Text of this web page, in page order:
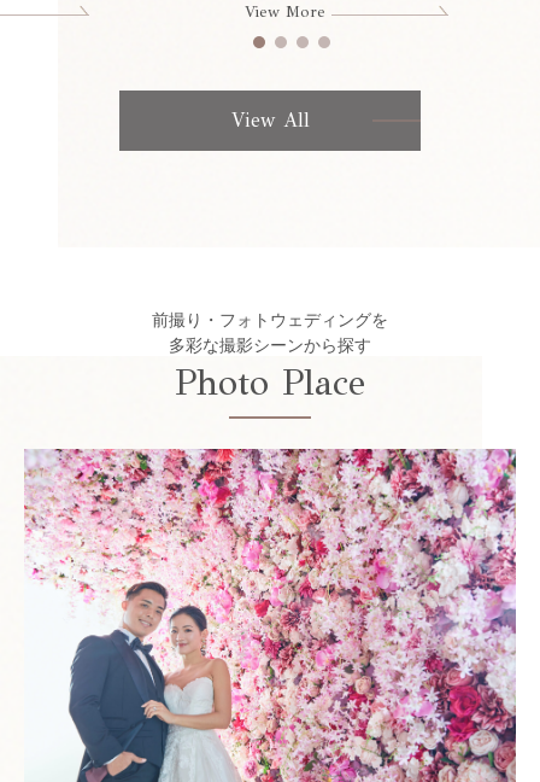
View More
View All
前撮り・フォトウェディングを
多彩な撮影シーンから探す
Photo Place